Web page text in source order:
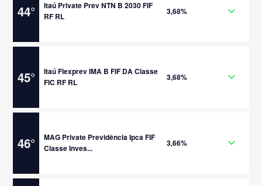
44°
Itaú Private Prev NTN B 2030 FIF
RF RL
3,68%
45°
Itaú Flexprev IMA B FIF DA Classe
FIC RF RL
3,68%
46°
MAG Private Previdência Ipca FIF
Classe Inves...
3,66%